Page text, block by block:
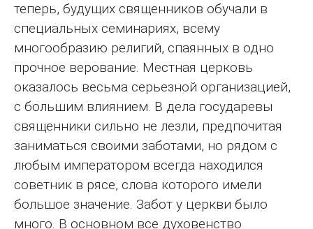
теперь, будущих священников обучали в
специальных семинариях, всему
многообразию религий, спаянных в одно
прочное верование. Местная церковь
оказалось весьма серьезной организацией,
с большим влиянием. В дела государевы
священники сильно не лезли, предпочитая
заниматься своими заботами, но рядом с
любым императором всегда находился
советник в рясе, слова которого имели
большое значение. Забот у церкви было
много. В основном все духовенство